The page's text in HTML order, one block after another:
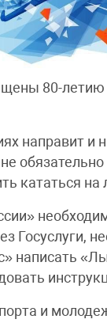
80-
направит и
кататься
Госуслуги,
написать
и